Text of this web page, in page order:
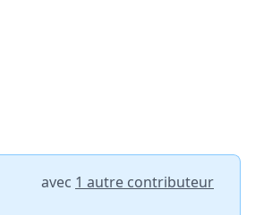
avec 1 autre contributeur